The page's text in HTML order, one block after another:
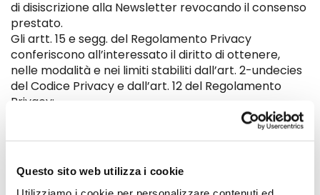
Questo sito web utilizza i cookie
di disiscrizione alla Newsletter revocando il consenso
prestato.
Gli artt. 15 e segg. del Regolamento Privacy
conferiscono all’interessato il diritto di ottenere,
nelle modalità e nei limiti stabiliti dall’art. 2-undecies
del Codice Privacy e dall’art. 12 del Regolamento
Privacy:
• la conferma dell’esistenza o meno di dati
registrati, e la loro comunicazione in forma
intelligibile;